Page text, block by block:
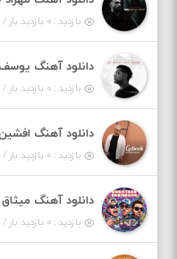
بازدید : ۰ بازدید بار /
دانلود آهنگ
بازدید : ۰ بازدید بار /
دانلود آهنگ
بازدید : ۰ بازدید بار /
دانلود آهنگ
بازدید : ۰ بازدید بار /